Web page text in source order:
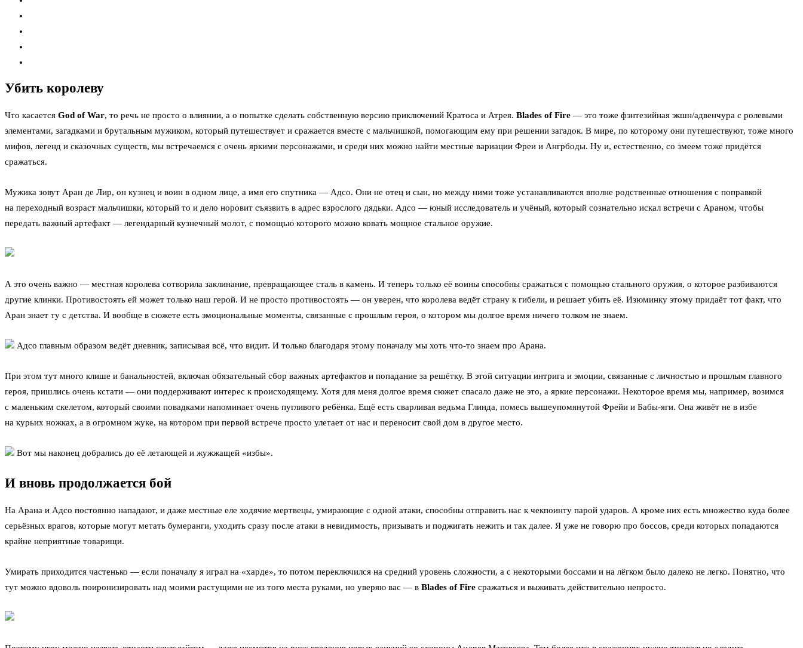
Убить королеву
Что касается God of War, то речь не просто о влиянии, а о попытке сделать собственную версию приключений Кратоса и Атрея. Blades of Fire — это тоже фэнтезийная экшн/адвенчура с ролевыми
элементами, загадками и брутальным мужиком, который путешествует и сражается вместе с мальчишкой, помогающим ему при решении загадок. В мире, по которому они путешествуют, тоже много
мифов, легенд и сказочных существ, мы встречаемся с очень яркими персонажами, и среди них можно найти местные вариации Фреи и Ангрбоды. Ну и, естественно, со змеем тоже придётся
сражаться.
Мужика зовут Аран де Лир, он кузнец и воин в одном лице, а имя его спутника — Адсо. Они не отец и сын, но между ними тоже устанавливаются вполне родственные отношения с поправкой
на переходный возраст мальчишки, который то и дело норовит съязвить в адрес взрослого дядьки. Адсо — юный исследователь и учёный, который сознательно искал встречи с Араном, чтобы
передать важный артефакт — легендарный кузнечный молот, с помощью которого можно ковать мощное стальное оружие.
А это очень важно — местная королева сотворила заклинание, превращающее сталь в камень. И теперь только её воины способны сражаться с помощью стального оружия, о которое разбиваются
другие клинки. Противостоять ей может только наш герой. И не просто противостоять — он уверен, что королева ведёт страну к гибели, и решает убить её. Изюминку этому придаёт тот факт, что
Аран знает ту с детства. И вообще в сюжете есть эмоциональные моменты, связанные с прошлым героя, о котором мы долгое время ничего толком не знаем.
Адсо главным образом ведёт дневник, записывая всё, что видит. И только благодаря этому поначалу мы хоть что-то знаем про Арана.
При этом тут много клише и банальностей, включая обязательный сбор важных артефактов и попадание за решётку. В этой ситуации интрига и эмоции, связанные с личностью и прошлым главного
героя, пришлись очень кстати — они поддерживают интерес к происходящему. Хотя для меня долгое время сюжет спасало даже не это, а яркие персонажи. Некоторое время мы, например, возимся
с маленьким скелетом, который своими повадками напоминает очень пугливого ребёнка. Ещё есть сварливая ведьма Глинда, помесь вышеупомянутой Фрейи и Бабы-яги. Она живёт не в избе
на курьих ножках, а в огромном жуке, на котором при первой встрече просто улетает от нас и переносит свой дом в другое место.
Вот мы наконец добрались до её летающей и жужжащей «избы».
И вновь продолжается бой
На Арана и Адсо постоянно нападают, и даже местные еле ходячие мертвецы, умирающие с одной атаки, способны отправить нас к чекпоинту парой ударов. А кроме них есть множество куда более
серьёзных врагов, которые могут метать бумеранги, уходить сразу после атаки в невидимость, призывать и поджигать нежить и так далее. Я уже не говорю про боссов, среди которых попадаются
крайне неприятные товарищи.
Умирать приходится частенько — если поначалу я играл на «харде», то потом переключился на средний уровень сложности, а с некоторыми боссами и на лёгком было далеко не легко. Понятно, что
тут можно вдоволь поиронизировать над моими растущими не из того места руками, но уверяю вас — в Blades of Fire сражаться и выживать действительно непросто.